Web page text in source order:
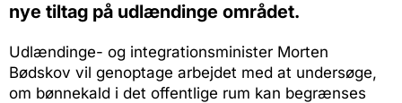
nye tiltag på udlændinge området.
Udlændinge- og integrationsminister Morten
Bødskov vil genoptage arbejdet med at undersøge,
om bønnekald i det offentlige rum kan begrænses